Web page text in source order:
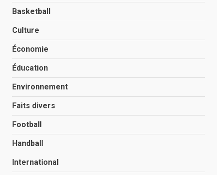
Basketball
Culture
Économie
Éducation
Environnement
Faits divers
Football
Handball
International